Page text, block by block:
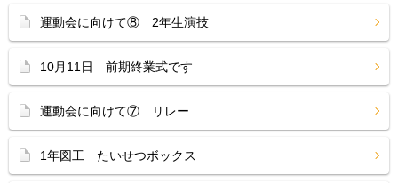
運動会に向けて⑧ 2年生演技
10月11日 前期終業式です
運動会に向けて⑦ リレー
1年図工 たいせつボックス